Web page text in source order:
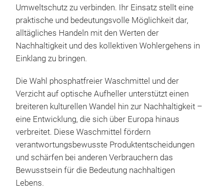
Umweltschutz zu verbinden. Ihr Einsatz stellt eine
praktische und bedeutungsvolle Möglichkeit dar,
alltägliches Handeln mit den Werten der
Nachhaltigkeit und des kollektiven Wohlergehens in
Einklang zu bringen.
Die Wahl phosphatfreier Waschmittel und der
Verzicht auf optische Aufheller unterstützt einen
breiteren kulturellen Wandel hin zur Nachhaltigkeit –
eine Entwicklung, die sich über Europa hinaus
verbreitet. Diese Waschmittel fördern
verantwortungsbewusste Produktentscheidungen
und schärfen bei anderen Verbrauchern das
Bewusstsein für die Bedeutung nachhaltigen
Lebens.